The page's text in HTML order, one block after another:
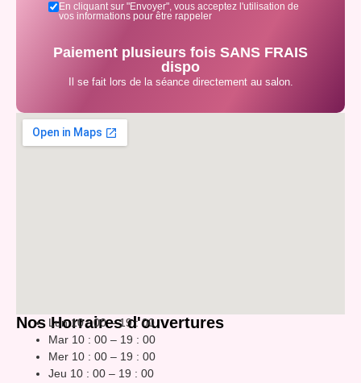
En cliquant sur "Envoyer", vous acceptez l'utilisation de
vos informations pour être rappeler
Paiement plusieurs fois SANS FRAIS
dispo
Il se fait lors de la séance directement au salon.
Nos Horraires d'ouvertures
Lun 10 : 00 – 19 : 00
Mar 10 : 00 – 19 : 00
Mer 10 : 00 – 19 : 00
Jeu 10 : 00 – 19 : 00